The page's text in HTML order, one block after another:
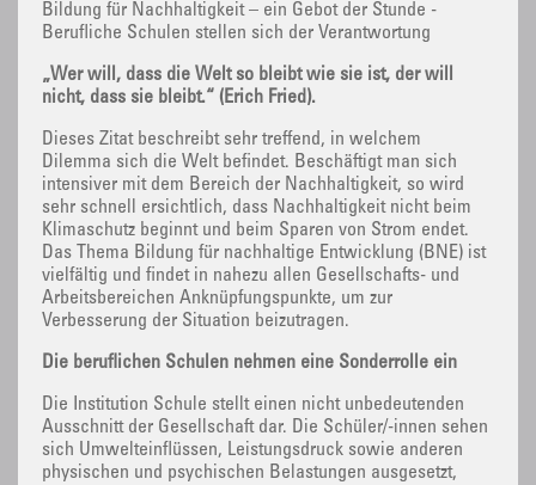
Bildung für Nachhaltigkeit – ein Gebot der Stunde -
Berufliche Schulen stellen sich der Verantwortung
„Wer will, dass die Welt so bleibt wie sie ist, der will
nicht, dass sie bleibt.“ (Erich Fried).
Dieses Zitat beschreibt sehr treffend, in welchem
Dilemma sich die Welt befindet. Beschäftigt man sich
intensiver mit dem Bereich der Nachhaltigkeit, so wird
sehr schnell ersichtlich, dass Nachhaltigkeit nicht beim
Klimaschutz beginnt und beim Sparen von Strom endet.
Das Thema Bildung für nachhaltige Entwicklung (BNE) ist
vielfältig und findet in nahezu allen Gesellschafts- und
Arbeitsbereichen Anknüpfungspunkte, um zur
Verbesserung der Situation beizutragen.
Die beruflichen Schulen nehmen eine Sonderrolle ein
Die Institution Schule stellt einen nicht unbedeutenden
Ausschnitt der Gesellschaft dar. Die Schüler/-innen sehen
sich Umwelteinflüssen, Leistungsdruck sowie anderen
physischen und psychischen Belastungen ausgesetzt,